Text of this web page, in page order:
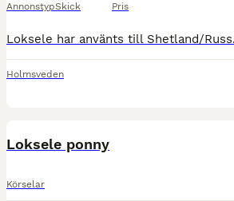
AnnonstypSkick Pris
Holmsveden
Loksele ponny
Körselar